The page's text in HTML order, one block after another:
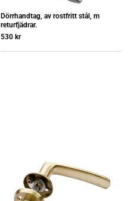
Dörrhandtag, av rostfritt stål, m
returfjädrar.
530 kr